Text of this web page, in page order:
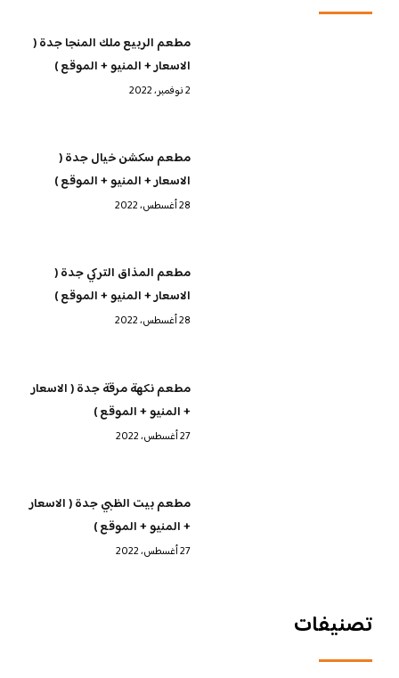
مطعم الربيع ملك المنجا جدة (
الاسعار + المنيو + الموقع )
2 نوفمبر، 2022
مطعم سكشن خيال جدة (
الاسعار + المنيو + الموقع )
28 أغسطس، 2022
مطعم المذاق التركي جدة (
الاسعار + المنيو + الموقع )
28 أغسطس، 2022
مطعم نكهة مرقة جدة ( الاسعار
+ المنيو + الموقع )
27 أغسطس، 2022
مطعم بيت الظبي جدة ( الاسعار
+ المنيو + الموقع )
27 أغسطس، 2022
تصنيفات